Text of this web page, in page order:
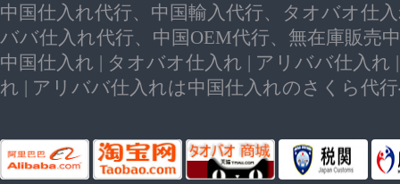
中国仕入れ代行、中国輸入代行、タオバオ仕
ババ仕入れ代行、中国OEM代行、無在庫販売
中国仕入れ | タオバオ仕入れ | アリババ仕入れ
れ | アリババ仕入れは中国仕入れのさくら代